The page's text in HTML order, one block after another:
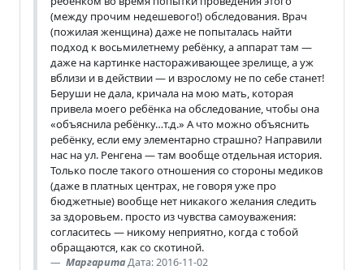
(между прочим недешевого!) обследования. Врач
(пожилая женщина) даже не попыталась найти
подход к восьмилетнему ребёнку, а аппарат там —
даже на картинке настораживающее зрелище, а уж
вблизи и в действии — и взрослому не по себе станет!
Беруши не дала, кричала на мою мать, которая
привела моего ребёнка на обследование, чтобы она
«объяснила ребёнку…т.д.» А что можно объяснить
ребёнку, если ему элементарно страшно? Направили
нас на ул. Ренгена — там вообще отдельная история.
Только после такого отношения со стороны медиков
(даже в платных центрах, не говоря уже про
бюджетные) вообще нет никакого желания следить
за здоровьем. просто из чувства самоуважения:
согласитесь — никому неприятно, когда с тобой
обращаются, как со скотиной.
МаргаритаДата: 2016-11-02